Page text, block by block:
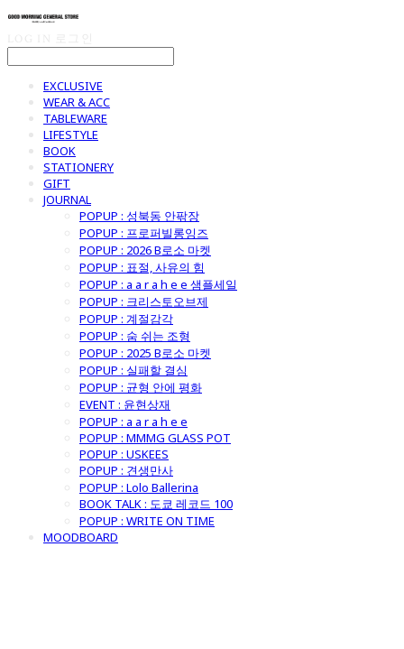
EXCLUSIVE
WEAR & ACC
TABLEWARE
LIFESTYLE
BOOK
STATIONERY
GIFT
JOURNAL
POPUP : 성북동 안팎장
POPUP : 프로퍼빌롱잉즈
POPUP : 2026 B로소 마켓
POPUP : 표절, 사유의 힘
POPUP : a a r a h e e 샘플세일
POPUP : 크리스토오브제
POPUP : 계절감각
POPUP : 숨 쉬는 조형
POPUP : 2025 B로소 마켓
POPUP : 실패할 결심
POPUP : 균형 안에 평화
EVENT : 윤현상재
POPUP : a a r a h e e
POPUP : MMMG GLASS POT
POPUP : USKEES
POPUP : 견생만사
POPUP : Lolo Ballerina
BOOK TALK : 도쿄 레코드 100
POPUP : WRITE ON TIME
MOODBOARD